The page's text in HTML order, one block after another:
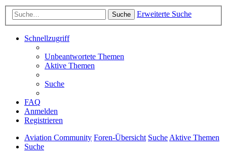
Suche Erweiterte Suche
Schnellzugriff
Unbeantwortete Themen
Aktive Themen
Suche
FAQ
Anmelden
Registrieren
Aviation Community Foren-Übersicht SucheAktive Themen
Suche